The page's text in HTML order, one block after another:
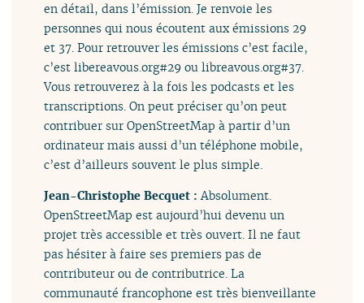
en détail, dans l’émission. Je renvoie les
personnes qui nous écoutent aux émissions 29
et 37. Pour retrouver les émissions c’est facile,
c’est libereavous.org#29 ou libreavous.org#37.
Vous retrouverez à la fois les podcasts et les
transcriptions. On peut préciser qu’on peut
contribuer sur OpenStreetMap à partir d’un
ordinateur mais aussi d’un téléphone mobile,
c’est d’ailleurs souvent le plus simple.
Jean-Christophe Becquet :Absolument.
OpenStreetMap est aujourd’hui devenu un
projet très accessible et très ouvert. Il ne faut
pas hésiter à faire ses premiers pas de
contributeur ou de contributrice. La
communauté francophone est très bienveillante